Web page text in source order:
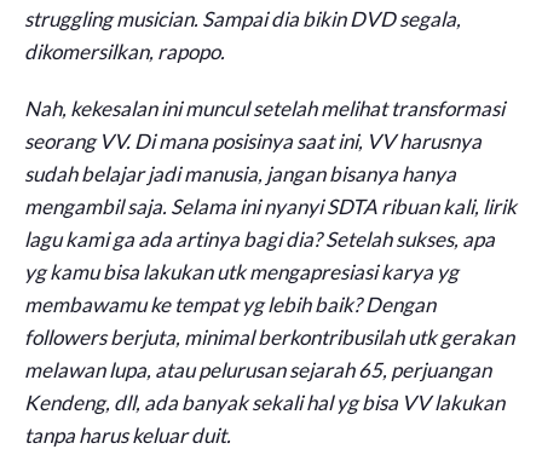
struggling musician. Sampai dia bikin DVD segala,
dikomersilkan, rapopo.
Nah, kekesalan ini muncul setelah melihat transformasi
seorang VV. Di mana posisinya saat ini, VV harusnya
sudah belajar jadi manusia, jangan bisanya hanya
mengambil saja. Selama ini nyanyi SDTA ribuan kali, lirik
lagu kami ga ada artinya bagi dia? Setelah sukses, apa
yg kamu bisa lakukan utk mengapresiasi karya yg
membawamu ke tempat yg lebih baik? Dengan
followers berjuta, minimal berkontribusilah utk gerakan
melawan lupa, atau pelurusan sejarah 65, perjuangan
Kendeng, dll, ada banyak sekali hal yg bisa VV lakukan
tanpa harus keluar duit.